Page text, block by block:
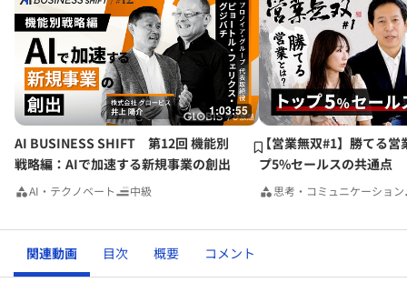
1:03:55
AI BUSINESS SHIFT 第12回 機能別
戦略編：AIで加速する新規事業の創出
AI・テクノベート 中級
【営業無双#1】勝てる営
プ5%セールスの共通点
思考・コミュニケーション
関連動画 目次 概要 コメント